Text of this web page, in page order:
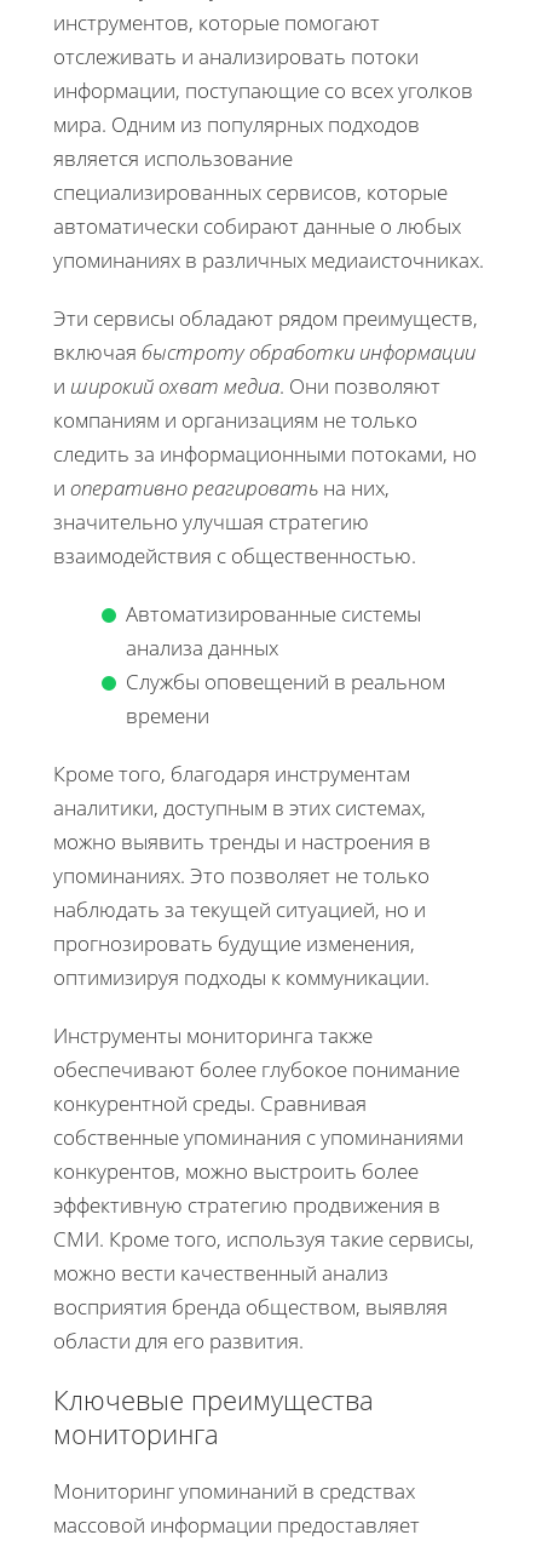
инструментов, которые помогают
отслеживать и анализировать потоки
информации, поступающие со всех уголков
мира. Одним из популярных подходов
является использование
специализированных сервисов, которые
автоматически собирают данные о любых
упоминаниях в различных медиаисточниках.
Эти сервисы обладают рядом преимуществ,
включая быстроту обработки информации
и широкий охват медиа. Они позволяют
компаниям и организациям не только
следить за информационными потоками, но
и оперативно реагировать на них,
значительно улучшая стратегию
взаимодействия с общественностью.
Автоматизированные системы
анализа данных
Службы оповещений в реальном
времени
Кроме того, благодаря инструментам
аналитики, доступным в этих системах,
можно выявить тренды и настроения в
упоминаниях. Это позволяет не только
наблюдать за текущей ситуацией, но и
прогнозировать будущие изменения,
оптимизируя подходы к коммуникации.
Инструменты мониторинга также
обеспечивают более глубокое понимание
конкурентной среды. Сравнивая
собственные упоминания с упоминаниями
конкурентов, можно выстроить более
эффективную стратегию продвижения в
СМИ. Кроме того, используя такие сервисы,
можно вести качественный анализ
восприятия бренда обществом, выявляя
области для его развития.
Ключевые преимущества
мониторинга
Мониторинг упоминаний в средствах
массовой информации предоставляет